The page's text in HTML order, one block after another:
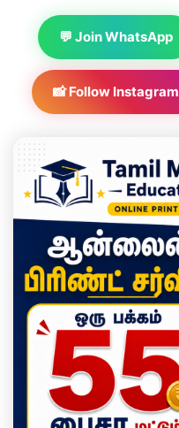
💬 Join WhatsApp
📸 Follow Instagram